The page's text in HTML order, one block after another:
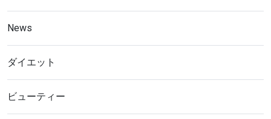
News
ダイエット
ビューティー